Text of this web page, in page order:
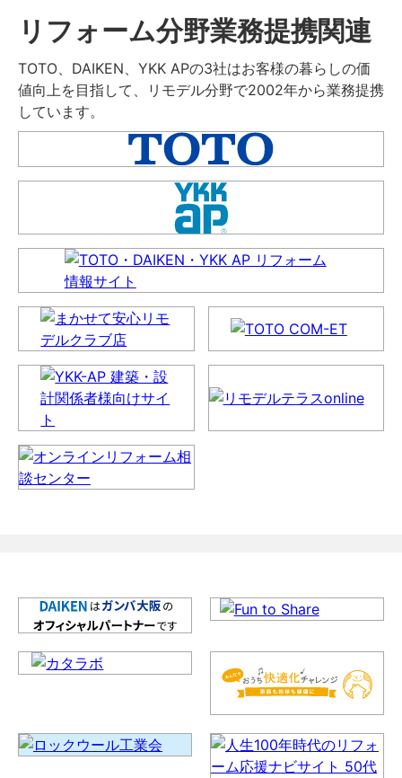
リフォーム分野業務提携関連
TOTO、DAIKEN、YKK APの3社はお客様の暮らしの価
値向上を目指して、リモデル分野で2002年から業務提携
しています。